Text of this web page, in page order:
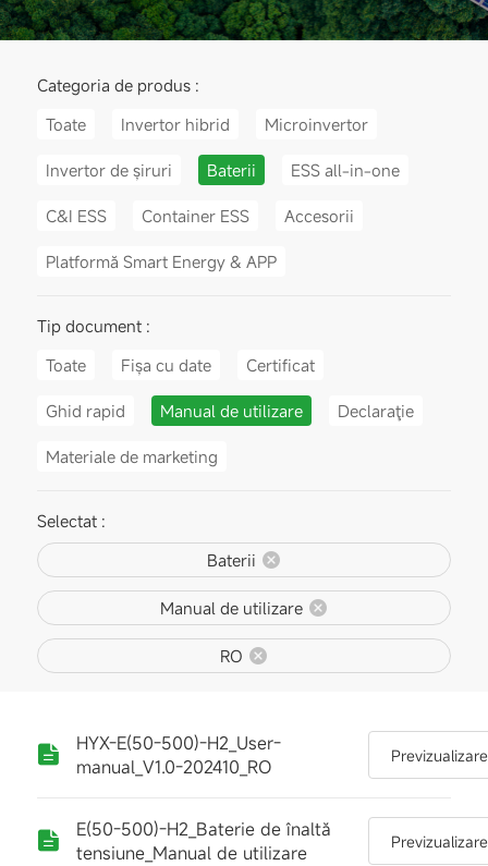
Categoria de produs :
Toate
Invertor hibrid Microinvertor
Invertor de șiruri Baterii ESS all-in-one
C&I ESS Container ESS Accesorii
Platformă Smart Energy & APP
Tip document :
Toate
Fișa cu date Certificat
Ghid rapid Manual de utilizare Declaraţie
Materiale de marketing
Selectat :
Baterii
Manual de utilizare
RO
HYX-E(50-500)-H2_User-
manual_V1.0-202410_RO
Previzualizare
E(50-500)-H2_Baterie de înaltă
tensiune_Manual de utilizare
Previzualizare